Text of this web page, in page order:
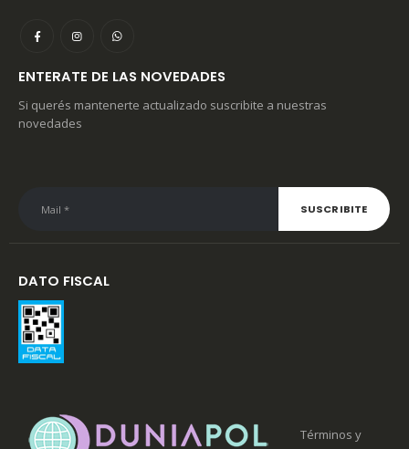
ENTERATE DE LAS NOVEDADES
Si querés mantenerte actualizado suscribite a nuestras
novedades
DATO FISCAL
Términos y